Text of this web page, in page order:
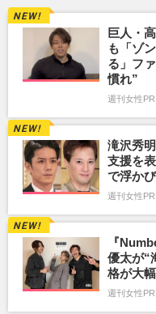
巨人・
も「ゾ
る」フ
慣れ”
週刊女性
滝沢秀
支援を
で浮か
週刊女性
『
優太が“
格が大
週刊女性